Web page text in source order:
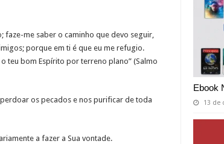
Ebook
13 de
faze-me saber o caminho que devo seguir,
porque em ti é que eu me refugio.
teu bom Espírito por terreno plano” (Salmo
os pecados e nos purificar de toda
a fazer a Sua vontade.